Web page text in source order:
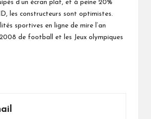
d’un écran plat, et à peine 20%
les constructeurs sont optimistes.
sportives en ligne de mire l’an
de football et les Jeux olympiques